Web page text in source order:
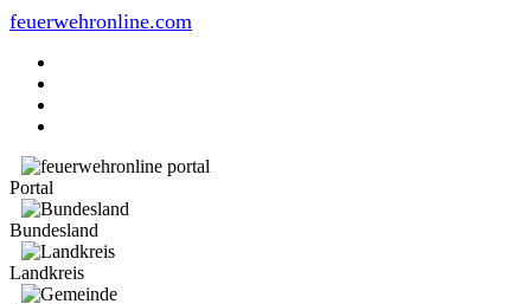
feuerwehronline.com
Portal
Bundesland
Landkreis